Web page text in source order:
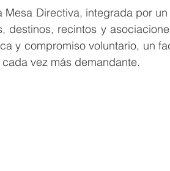
Mesa Directiva, integrada por
destinos, recintos y
y compromiso voluntario, un
vez más demandante.